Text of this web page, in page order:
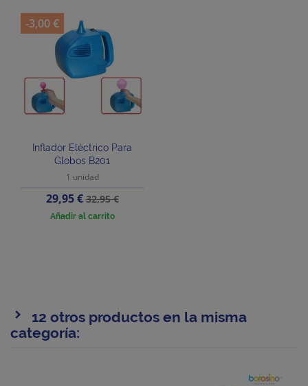
Inflador Eléctrico Para
Globos B201
1 unidad
Precio
29,95 €Precio
base
32,95 €
Añadir al carrito
-3,00 €
12 otros productos en la misma
categoría: